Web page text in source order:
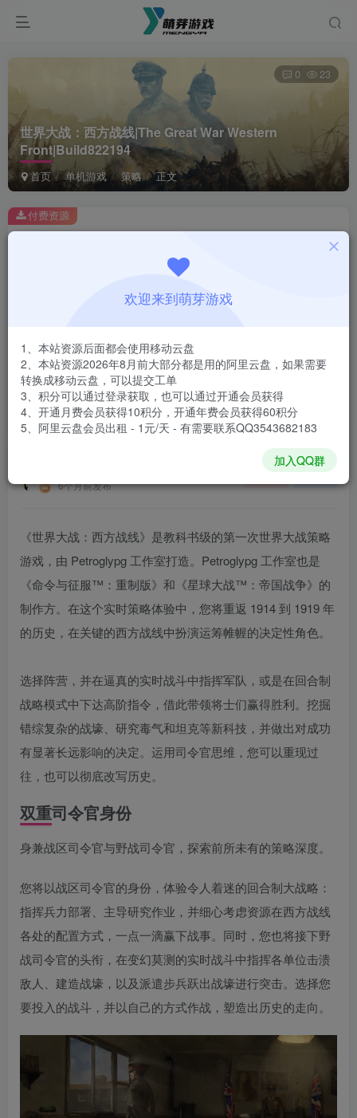
世界大战：西方战线|The Great War Western
Front|Build822194
首页 单机游戏 策略 正文
0 23
此内容为付费资源，请付费后查看
￥1
免费
登录购买
安装包大小
游戏本体大小
12.1 GB
付费资源
6个月前发布
《世界大战：西方战线》是教科书级的第一次世界大战策略
游戏，由 Petroglypg 工作室打造。Petroglypg 工作室也是
《命令与征服™：重制版》和《星球大战™：帝国战争》的
制作方。在这个实时策略体验中，您将重返 1914 到 1919 年
的历史，在关键的西方战线中扮演运筹帷幄的决定性角色。
选择阵营，并在逼真的实时战斗中指挥军队，或是在回合制
战略模式中下达高阶指令，借此带领将士们赢得胜利。挖掘
错综复杂的战壕、研究毒气和坦克等新科技，并做出对成功
有显著长远影响的决定。运用司令官思维，您可以重现过
往，也可以彻底改写历史。
双重司令官身份
身兼战区司令官与野战司令官，探索前所未有的策略深度。
您将以战区司令官的身份，体验令人着迷的回合制大战略：
指挥兵力部署、主导研究作业，并细心考虑资源在西方战线
各处的配置方式，一点一滴赢下战事。同时，您也将接下野
战司令官的头衔，在变幻莫测的实时战斗中指挥各单位击溃
敌人、建造战壕，以及派遣步兵跃出战壕进行突击。选择您
要投入的战斗，并以自己的方式作战，塑造出历史的走向。
欢迎来到萌芽游戏
1、本站资源后面都会使用移动云盘
2、本站资源2026年8月前大部分都是用的阿里云盘，如果需要
转换成移动云盘，可以提交工单
3、积分可以通过登录获取，也可以通过开通会员获得
4、开通月费会员获得10积分，开通年费会员获得60积分
5、阿里云盘会员出租 - 1元/天 - 有需要联系QQ3543682183
加入QQ群